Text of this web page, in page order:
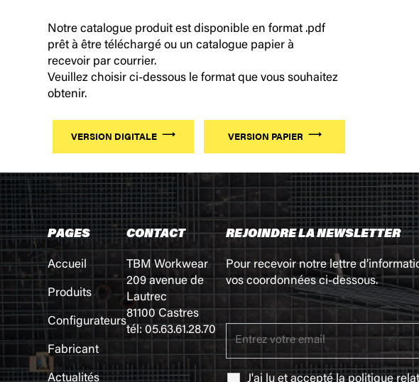
Notre catalogue produit est disponible en format .pdf
prêt à être téléchargé ou un catalogue papier à
recevoir par courrier.
Veuillez choisir ci-dessous le format que vous souhaitez
obtenir.
VERSION DIGITALE VERSION PAPIER
PAGES
Accueil
Produits
Configurateurs
Fabricant
Actualités
CONTACT
TBM Workwear
209 avenue de
Lautrec
81100 Castres
tél: 05.63.61.28.70
REJOINDRE LA NEWSLETTER
Pour recevoir notre lettre
vos coordonnées ci-dessous.
J'ai lu et accepté lapolitique